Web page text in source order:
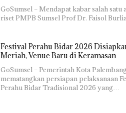
GoSumsel – Mendapat kabar salah satu
riset PMPB Sumsel Prof Dr. Faisol
Festival Perahu Bidar 2026
Meriah, Venue Baru di Keramasan
GoSumsel – Pemerintah Kota
mematangkan persiapan pelaksanaan
Perahu Bidar Tradisional 2026 yang…